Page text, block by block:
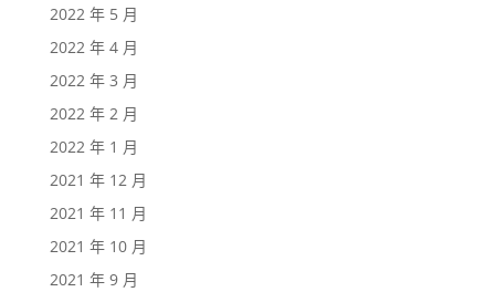
2022 年 5 月
2022 年 4 月
2022 年 3 月
2022 年 2 月
2022 年 1 月
2021 年 12 月
2021 年 11 月
2021 年 10 月
2021 年 9 月